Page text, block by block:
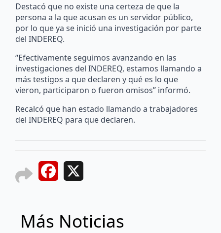
Destacó que no existe una certeza de que la
persona a la que acusan es un servidor público,
por lo que ya se inició una investigación por parte
del INDEREQ.
“Efectivamente seguimos avanzando en las
investigaciones del INDEREQ, estamos llamando a
más testigos a que declaren y qué es lo que
vieron, participaron o fueron omisos” informó.
Recalcó que han estado llamando a trabajadores
del INDEREQ para que declaren.
Facebook
Más Noticias